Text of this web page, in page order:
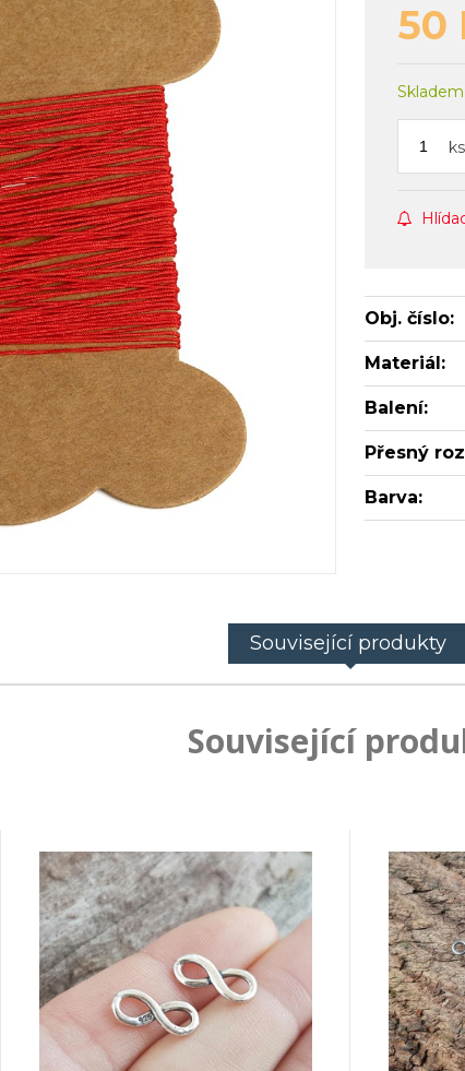
50
ks
Obj. číslo:
Materiál:
Balení:
Přesný
Barva:
Související produkty
Související